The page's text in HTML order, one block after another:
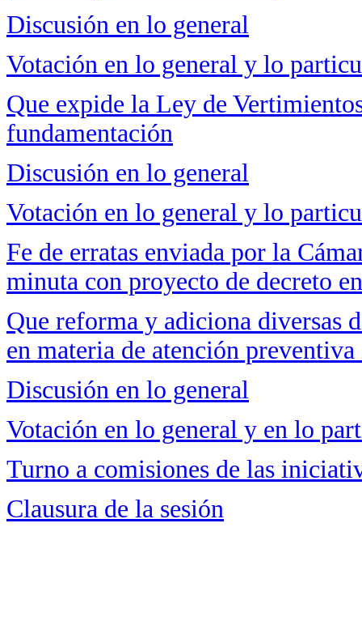
Discusión en lo general
Votación en lo general y lo
Que expide la Ley de
fundamentación
Discusión en lo general
Votación en lo general y lo
Fe de erratas enviada por la
minuta con proyecto de decreto
Que reforma y adiciona diversas
en materia de atención
Discusión en lo general
Votación en lo general y en lo
Turno a comisiones de las
Clausura de la sesión